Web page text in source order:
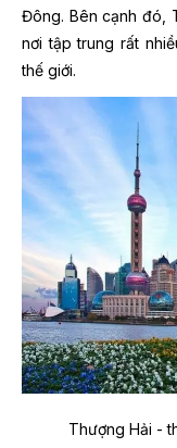
Đông. Bên cạnh đó,
nơi tập trung rất
thế giới.
Thượng Hải -